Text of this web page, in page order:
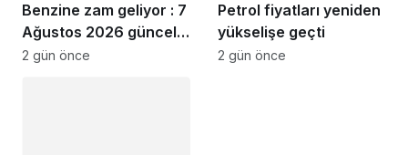
Benzine zam geliyor : 7
Ağustos 2026 güncel
akaryakıt fiyatları
2 gün önce
Petrol fiyatları yeniden
yükselişe geçti
2 gün önce